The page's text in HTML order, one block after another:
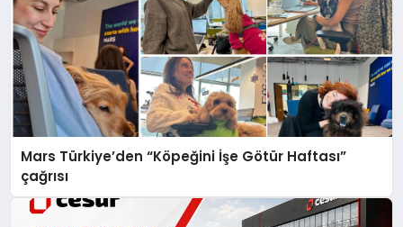
Mars Türkiye’den “Köpeğini İşe Götür Haftası”
çağrısı